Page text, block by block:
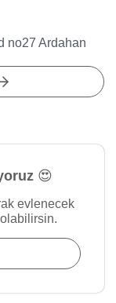
no27 Ardahan
😍
evlenecek